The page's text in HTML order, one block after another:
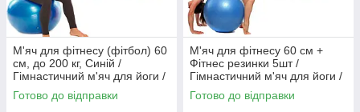
М'яч для фітнесу (фітбол) 60
см, до 200 кг, Синій /
Гімнастичний м'яч для йоги /
Фітнес-м'яч для пілатесу
Готово до відправки
М'яч для фітнесу 60 см +
Фітнес резинки 5шт /
Гімнастичний м'яч для йоги /
Фітнес-м'яч для пілатесу
Готово до відправки